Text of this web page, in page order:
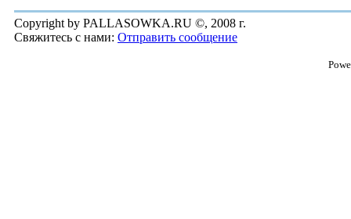
Copyright by PALLASOWKA.RU ©, 2008 г.
Свяжитесь с нами: Отправить сообщение